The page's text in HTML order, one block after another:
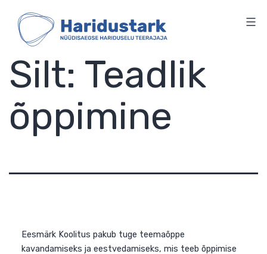
content
Silt: Teadlik
õppimine